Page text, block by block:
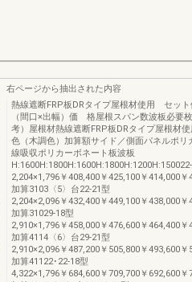
右ページから抽出された内容
熱線遮断FRP板DRタイプ屋根材使用 セッ
（間口×出幅）価 格屋根スパン数波板必要
考）屋根材熱線遮断FRP板DRタイプ屋根材
色（木調色）加算額サイド／側面パネルポリ
線吸収ポリカーボネート板波板
2,204×1,796￥408,400￥425,100￥414,000￥
加算3103〈5〉台22-21型
2,204×2,096￥432,400￥449,100￥438,000￥
加算31029-18型
2,910×1,796￥458,000￥476,600￥464,400￥
加算4114〈6〉台29-21型
2,910×2,096￥487,200￥505,800￥493,600￥
加算41122･22-18型
4,322×1,796￥684,600￥709,700￥692,600￥